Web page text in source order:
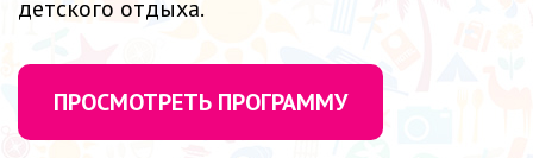
детского отдыха.
ПРОСМОТРЕТЬ ПРОГРАММУ